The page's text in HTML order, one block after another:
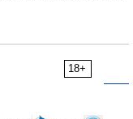
18+